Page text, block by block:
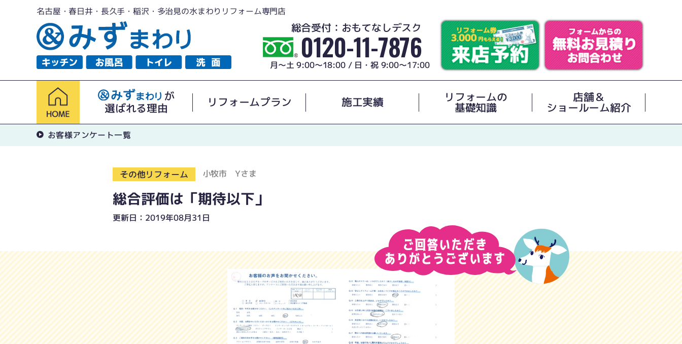
名古屋・春日井・長久手・稲沢・多治見の水まわりリフォーム専門店
総合受付：おもてなしデスク
0120-11-7876
月～土 9:00～18:00 / 日・祝 9:00～17:00
が
選ばれる理由
リフォームプラン 施工実績 リフォームの
基礎知識
店舗＆
ショールーム紹介
お客様アンケート一覧
その他リフォーム 小牧市 Yさま
総合評価は「期待以下」
更新日：2019年08月31日